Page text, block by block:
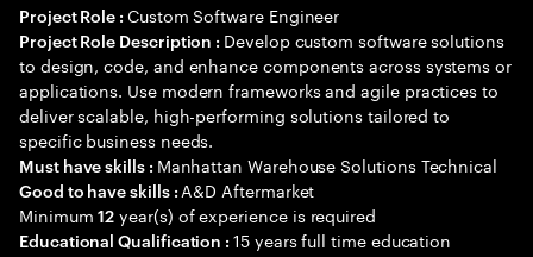
Project Role : Custom Software Engineer
Project Role Description : Develop custom software solutions
to design, code, and enhance components across systems or
applications. Use modern frameworks and agile practices to
deliver scalable, high-performing solutions tailored to
specific business needs.
Must have skills : Manhattan Warehouse Solutions Technical
Good to have skills : A&D Aftermarket
Minimum12 year(s) of experience is required
Educational Qualification :15 years full time education